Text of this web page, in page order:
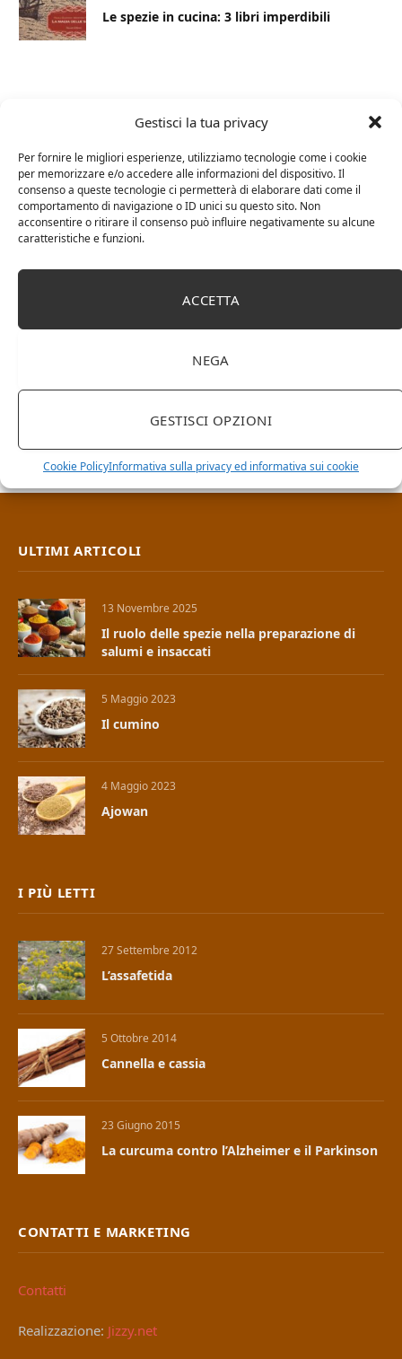
Gestisci la tua privacy
Per fornire le migliori esperienze, utilizziamo tecnologie come i cookie
per memorizzare e/o accedere alle informazioni del dispositivo. Il
consenso a queste tecnologie ci permetterà di elaborare dati come il
comportamento di navigazione o ID unici su questo sito. Non
acconsentire o ritirare il consenso può influire negativamente su alcune
caratteristiche e funzioni.
ACCETTA
NEGA
GESTISCI OPZIONI
Cookie PolicyInformativa sulla privacy ed informativa sui cookie
Le spezie in cucina: 3 libri imperdibili
ULTIMI ARTICOLI
13 Novembre 2025
Il ruolo delle spezie nella preparazione di
salumi e insaccati
5 Maggio 2023
Il cumino
4 Maggio 2023
Ajowan
I PIÙ LETTI
27 Settembre 2012
L’assafetida
5 Ottobre 2014
Cannella e cassia
23 Giugno 2015
La curcuma contro l’Alzheimer e il Parkinson
CONTATTI E MARKETING
Contatti
Realizzazione: Jizzy.net